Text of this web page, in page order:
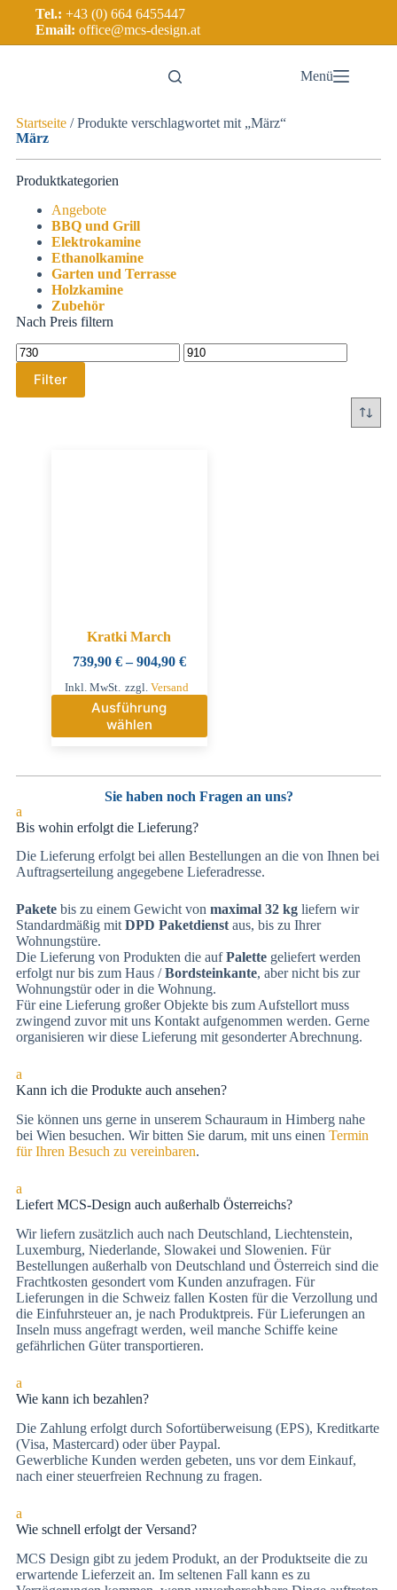
Tel.: +43 (0) 664 6455447
Email: office@mcs-design.at
Menü
Startseite/ Produkte verschlagwortet mit „März“
März
Produktkategorien
Angebote
BBQ und Grill
Elektrokamine
Ethanolkamine
Garten und Terrasse
Holzkamine
Zubehör
Nach Preis filtern
Filter
Kratki March
739,90 € –904,90 €
Inkl. MwSt. zzgl.Versand
Ausführung
wählen
Sie haben noch Fragen an uns?
a
Bis wohin erfolgt die Lieferung?
Die Lieferung erfolgt bei allen Bestellungen an die von Ihnen bei
Auftragserteilung angegebene Lieferadresse.
Paketebis zu einem Gewicht von maximal 32 kgliefern wir
Standardmäßig mitDPD Paketdienstaus, bis zu Ihrer
Wohnungstüre.
Die Lieferung von Produkten die aufPalette geliefert werden
erfolgt nur bis zum Haus /Bordsteinkante, aber nicht bis zur
Wohnungstür oder in die Wohnung.
Für eine Lieferung großer Objekte bis zum Aufstellort muss
zwingend zuvor mit uns Kontakt aufgenommen werden. Gerne
organisieren wir diese Lieferung mit gesonderter Abrechnung.
a
Kann ich die Produkte auch ansehen?
Sie können uns gerne in unserem Schauraum in Himberg nahe
bei Wien besuchen. Wir bitten Sie darum, mit uns einen Termin
für Ihren Besuch zu vereinbaren.
a
Liefert MCS-Design auch außerhalb Österreichs?
Wir liefern zusätzlich auch nach Deutschland, Liechtenstein,
Luxemburg, Niederlande, Slowakei und Slowenien. Für
Bestellungen außerhalb von Deutschland und Österreich sind die
Frachtkosten gesondert vom Kunden anzufragen. Für
Lieferungen in die Schweiz fallen Kosten für die Verzollung und
die Einfuhrsteuer an, je nach Produktpreis. Für Lieferungen an
Inseln muss angefragt werden, weil manche Schiffe keine
gefährlichen Güter transportieren.
a
Wie kann ich bezahlen?
Die Zah­lung er­folgt durch Sofortüberweisung (EPS), Kre­dit­kar­te
(Vi­sa, Mas­ter­card) oder über Paypal.
Gewerbliche Kunden werden gebeten, uns vor dem Einkauf,
nach einer steuerfreien Rechnung zu fragen.
a
Wie schnell erfolgt der Versand?
MCS Design gibt zu jedem Produkt, an der Produktseite die zu
erwartende Lieferzeit an. Im seltenen Fall kann es zu